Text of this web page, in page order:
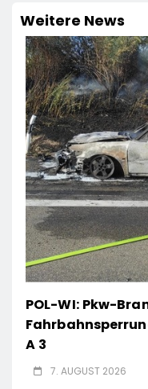
Weitere News
POL-WI: Pkw-
A 3
7. AUGUST 2026